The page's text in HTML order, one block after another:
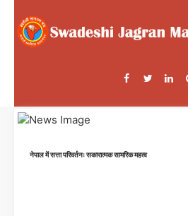
नेपाल में सत्ता परिवर्तनः सकारात्मक सामरिक महत्व